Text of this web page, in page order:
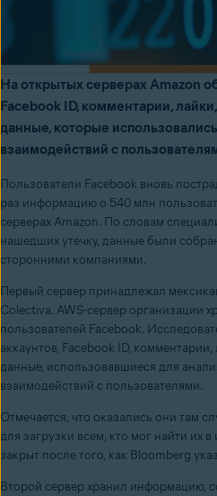
На открытых серверах Amazon
Facebook ID, комментарии,
данные, которые
взаимодействий с
Пользователи Facebook вновь
раз информацию о 540 млн
серверах Amazon. По словам
нашедших утечку, данные были
сторонними компаниями.
Первый сервер принадлежал
Colectiva. AWS-сервер организации
пользователей Facebook.
аккаунтов, Facebook ID,
данные, использовавшиеся для
взаимодействий с пользователями.
Отмечается, что оказались они там
для загрузки всем, кто мог найти их
закрыт после того, как Bloomberg
Второй сервер хранил информацию,